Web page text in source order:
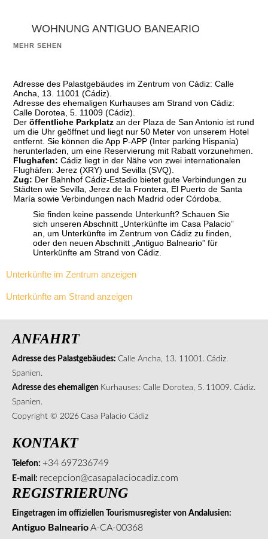
WOHNUNG ANTIGUO BANEARIO
MEHR SEHEN
Adresse des Palastgebäudes im Zentrum von Cádiz: Calle
Ancha, 13. 11001 (Cádiz).
Adresse des ehemaligen Kurhauses am Strand von Cádiz:
Calle Dorotea, 5. 11009 (Cádiz).
Deröffentliche Parkplatz an der Plaza de San Antonio ist rund
um die Uhr geöffnet und liegt nur 50 Meter von unserem Hotel
entfernt. Sie können die App P-APP (Inter parking Hispania)
herunterladen, um eine Reservierung mit Rabatt vorzunehmen.
Flughafen: Cádiz liegt in der Nähe von zwei internationalen
Flughäfen: Jerez (XRY) und Sevilla (SVQ).
Zug: Der Bahnhof Cádiz-Estadio bietet gute Verbindungen zu
Städten wie Sevilla, Jerez de la Frontera, El Puerto de Santa
María sowie Verbindungen nach Madrid oder Córdoba.
Sie finden keine passende Unterkunft? Schauen Sie
sich unseren Abschnitt „Unterkünfte im Casa Palacio”
an, um Unterkünfte im Zentrum von Cádiz zu finden,
oder den neuen Abschnitt „Antiguo Balneario” für
Unterkünfte am Strand von Cádiz.
Unterkünfte im Zentrum anzeigen
Unterkünfte am Strand anzeigen
ANFAHRT
Adresse des Palastgebäudes:Calle Ancha, 13. 11001. Cádiz.
Spanien.
Adresse des ehemaligen Kurhauses: Calle Dorotea, 5. 11009. Cádiz.
Spanien.
Copyright © 2026 Casa Palacio Cádiz
KONTAKT
Telefon: +34 697236749
E-mail: recepcion@casapalaciocadiz.com
REGISTRIERUNG
Eingetragen im offiziellen Tourismusregister von Andalusien:
Antiguo BalnearioA-CA-00368